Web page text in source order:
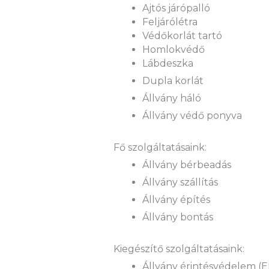
Ajtós járópalló
Feljárólétra
Védőkorlát tartó
Homlokvédő
Lábdeszka
Dupla korlát
Állvány háló
Állvány védő ponyva
Fő szolgáltatásaink:
Állvány bérbeadás
Állvány szállítás
Állvány építés
Állvány bontás
Kiegészítő szolgáltatásaink:
Állvány érintésvédelem